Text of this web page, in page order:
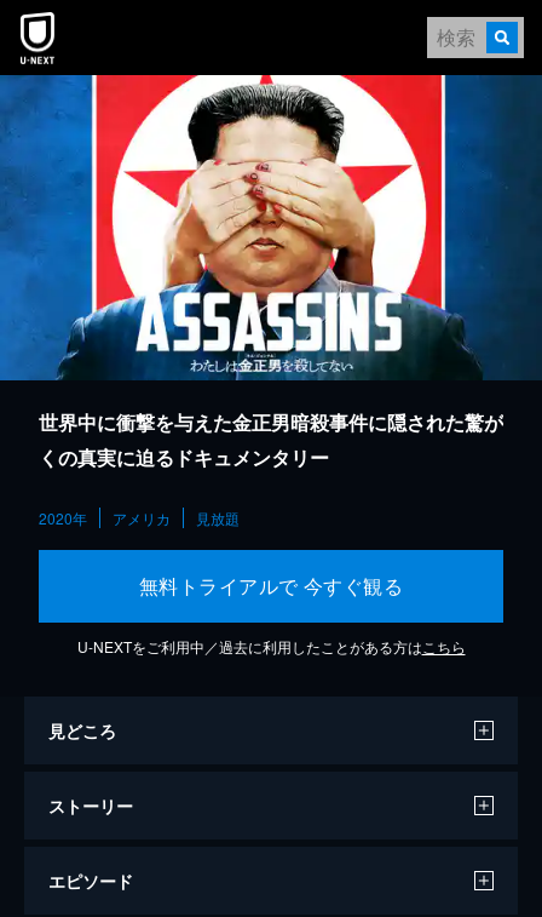
本文へスキップ
世界中に衝撃を与えた金正男暗殺事件に隠された驚が
くの真実に迫るドキュメンタリー
2020年 アメリカ 見放題
無料トライアルで 今すぐ観る
U-NEXTをご利用中／過去に利用したことがある方は こちら
見どころ
ストーリー
エピソード